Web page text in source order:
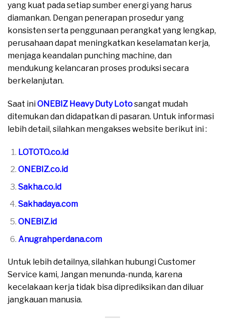
yang kuat pada setiap sumber energi yang harus
diamankan. Dengan penerapan prosedur yang
konsisten serta penggunaan perangkat yang lengkap,
perusahaan dapat meningkatkan keselamatan kerja,
menjaga keandalan punching machine, dan
mendukung kelancaran proses produksi secara
berkelanjutan.
Saat iniONEBIZ Heavy Duty Lotosangat mudah
ditemukan dan didapatkan di pasaran. Untuk informasi
lebih detail, silahkan mengakses website berikut ini :
LOTOTO.co.id
ONEBIZ.co.id
Sakha.co.id
Sakhadaya.com
ONEBIZ.id
Anugrahperdana.com
Untuk lebih detailnya, silahkan hubungi Customer
Service kami, Jangan menunda-nunda, karena
kecelakaan kerja tidak bisa diprediksikan dan diluar
jangkauan manusia.